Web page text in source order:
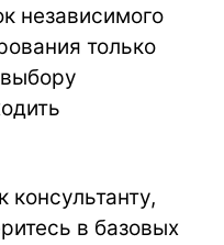
независимого
только
консультанту,
в базовых